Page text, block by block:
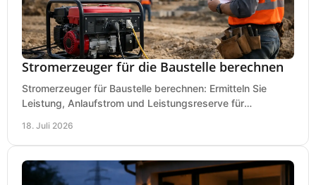
Stromerzeuger für die Baustelle berechnen
Stromerzeuger für Baustelle berechnen: Ermitteln Sie
Leistung, Anlaufstrom und Leistungsreserve für
18. Juli 2026